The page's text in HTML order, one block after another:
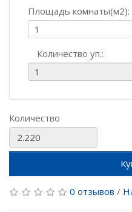
Площадь комнаты(м2):
Количество уп.:
Количество
0 отзывов /